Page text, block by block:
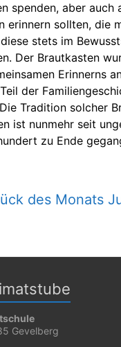
spenden, aber auch
erinnern sollten, die
stets im
Der Brautkasten
Erinnerns
der
Tradition solcher
ist nunmehr seit
zu Ende
des Monats
Gevelberg